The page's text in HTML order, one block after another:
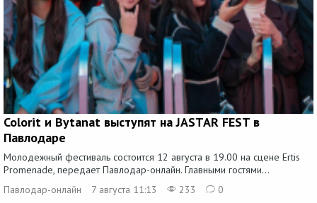
Colorit и Bytanat выступят на JASTAR FEST в
Павлодаре
Молодежный фестиваль состоится 12 августа в 19.00 на сцене Ertis
Promenade, передает Павлодар-онлайн. Главными гостями...
Павлодар-онлайн
7 августа 11:13 233 0